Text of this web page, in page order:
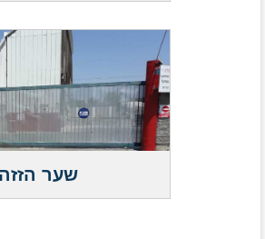
שער